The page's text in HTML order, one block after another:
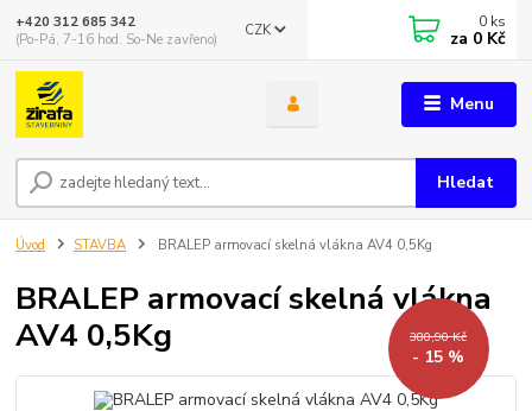
Menu
CZK
Hledat
+420 312 685 342
(Po-Pá, 7-16 hod. So-Ne zavřeno)
0 ks
za 0 Kč
Úvod STAVBA BRALEP armovací skelná vlákna AV4 0,5Kg
BRALEP armovací skelná vlákna
AV4 0,5Kg
380,90 Kč
- 15 %